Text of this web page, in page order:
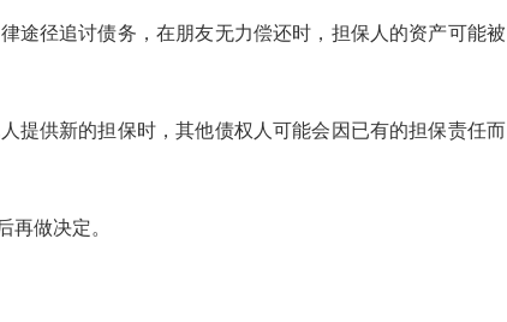
径追讨债务，在朋友无力偿还时，担保人的资产可能被
供新的担保时，其他债权人可能会因已有的担保责任而
做决定。